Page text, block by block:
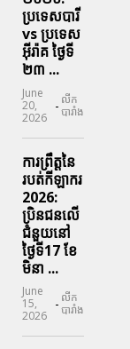
ប្រទេសបារី
vs ប្រទេស
អ៊ីរ៉ាគ ថ្ងៃទី​
២៣ ...
June
20,
2026
- លីក
បារាំង
ការព្រឹត្តនៃ
របត់កីឡាករ
2026:
ប្រិនជនលើ
ជំនួយនៅ
ថ្ងៃទី17 ខែ
មិនា ...
June
15,
2026
- លីក
បារាំង